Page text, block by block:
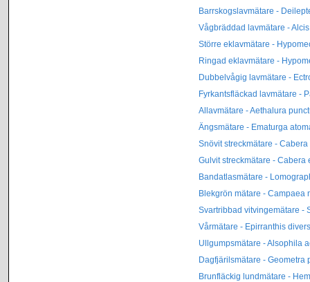
Barrskogslavmätare -
Vågbräddad lavmätare -
Större eklavmätare -
Ringad eklavmätare -
Dubbelvågig lavmätare -
Fyrkantsfläckad lavmätare -
Allavmätare - Aethalura
Ängsmätare - Ematurga
Snövit streckmätare -
Gulvit streckmätare - Cabera
Bandatlasmätare -
Blekgrön mätare - Campaea
Svartribbad vitvingemätare -
Vårmätare - Epirranthis
Ullgumpsmätare - Alsophila
Dagfjärilsmätare - Geometra
Brunfläckig lundmätare -